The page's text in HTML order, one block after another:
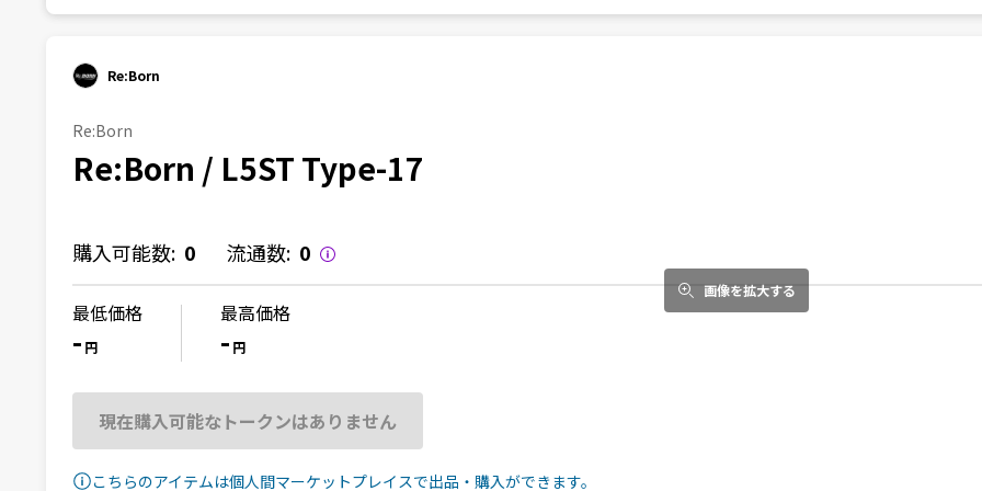
画像を拡大する
Re:Born
Re:Born
Re:Born / L5ST Type-17
購入可能数: 0 流通数: 0
最低価格
- 円
最高価格
- 円
現在購入可能なトークンはありません
こちらのアイテムは個人間マーケットプレイスで出品・購入ができます。